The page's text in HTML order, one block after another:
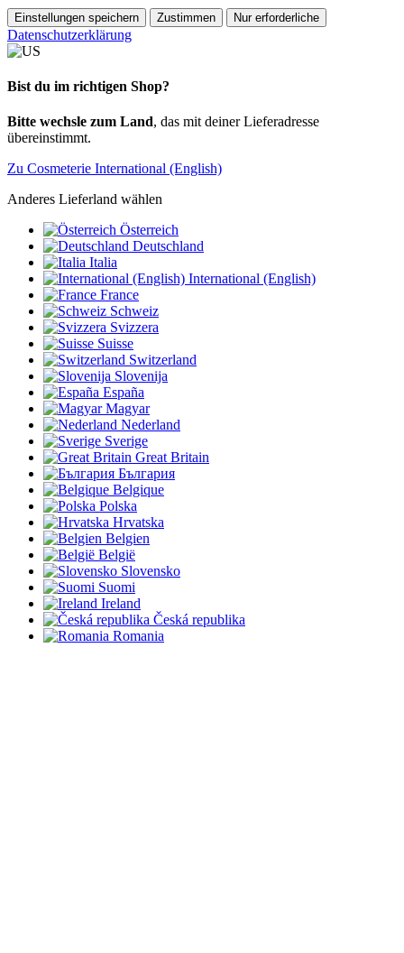
Einstellungen speichern Zustimmen Nur erforderliche
Datenschutzerklärung
Bist du im richtigen Shop?
Bitte wechsle zum Land, das mit deiner Lieferadresse
übereinstimmt.
Zu Cosmeterie International (English)
Anderes Lieferland wählen
Österreich
Deutschland
Italia
International (English)
France
Schweiz
Svizzera
Suisse
Switzerland
Slovenija
España
Magyar
Nederland
Sverige
Great Britain
България
Belgique
Polska
Hrvatska
Belgien
België
Slovensko
Suomi
Ireland
Česká republika
Romania